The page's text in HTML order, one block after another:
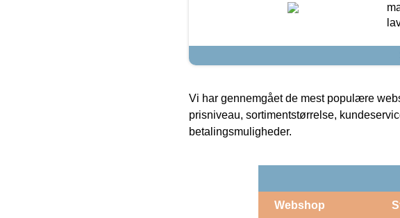
Vi har gennemgået de mest populære
prisniveau, sortimentstørrelse,
betalingsmuligheder.
Webshop